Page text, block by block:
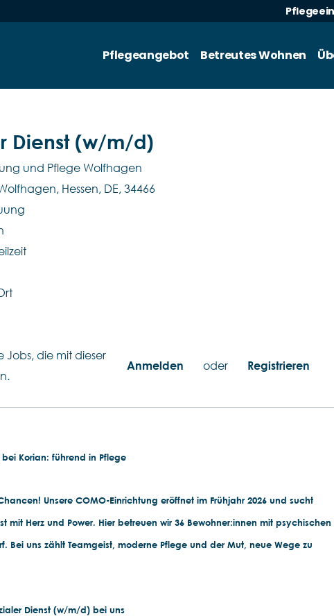
Pflegeangebot Betreutes Wohnen
Dienst (w/m/d)
und Pflege Wolfhagen
Hessen, DE, 34466
Jobs, die mit dieser
Anmelden oder Registrieren
Korian: führend in Pflege
Unsere COMO-Einrichtung eröffnet im Frühjahr 2026 und sucht
mit Herz und Power. Hier betreuen wir 36 Bewohner:innen mit psychischen
Bei uns zählt Teamgeist, moderne Pflege und der Mut, neue Wege zu
Dienst (w/m/d) bei uns